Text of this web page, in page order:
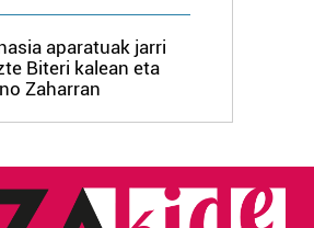
propioak eta hirugarrenen cookie-
ditu. Zure esperientzia eta
asmoz, cookie teknologiaz
hau onartuz gero, teknologia hori
ematen diguzu.Gehiago
aparatuak jarri
Biteri kalean eta
Zaharran